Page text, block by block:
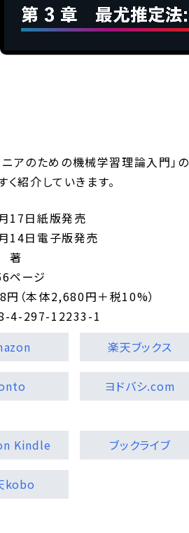
アのための機械学習理論入門」の
紹介していきます。
17日紙版発売
14日電子版発売
著
ページ
（本体2,680円＋税10%）
4-297-12233-1
楽天ブックス
ヨドバシ.com
Kindle
ブックライブ
kobo